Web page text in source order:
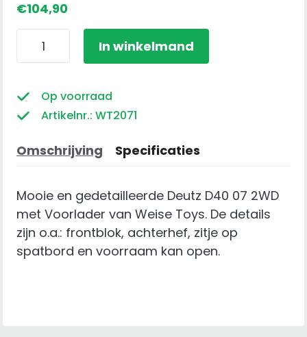
€104,90
Deutz
07
2WD
Voorlader
In winkelmand
Op voorraad
Artikelnr.: WT2071
Omschrijving Specificaties
Mooie en gedetailleerde Deutz D40 07 2WD
met Voorlader van Weise Toys. De details
zijn o.a.: frontblok, achterhef, zitje op
spatbord en voorraam kan open.